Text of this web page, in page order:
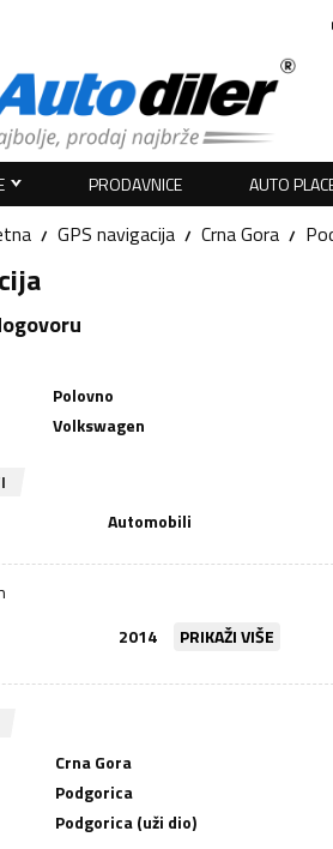
PRODAVNICE AUTO
GPS navigacija Crna Gora
Polovno
Volkswagen
Automobili
2014 PRIKAŽI VIŠE
Crna Gora
Podgorica
Podgorica (uži dio)